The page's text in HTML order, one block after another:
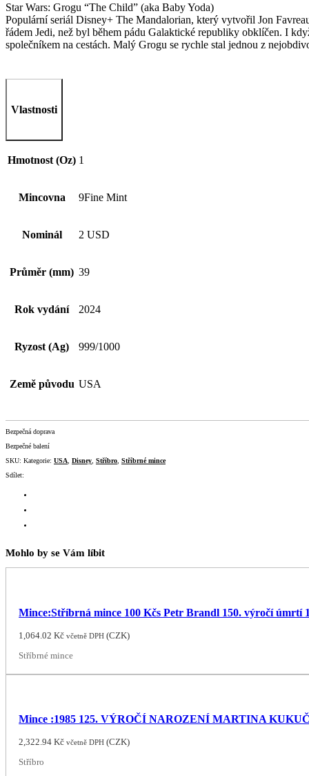
Star Wars: Grogu “The Child” (aka Baby Yoda)
Populární seriál Disney+ The Mandalorian, který vytvořil Jon
řádem Jedi, než byl během pádu Galaktické republiky obklíčen. I
společníkem na cestách. Malý Grogu se rychle stal jednou z
Vlastnosti
Hmotnost (Oz) 1
Mincovna 9Fine Mint
Nominál 2 USD
Průměr (mm) 39
Rok vydání 2024
Ryzost (Ag) 999/1000
Země původu USA
Bezpečná doprava
Bezpečné balení
SKU: Kategorie: USA, Disney, Stříbro, Stříbrné mince
Sdílet:
Mohlo by se Vám líbit
Mince:Stříbrná mince 100 Kčs Petr Brandl 150. výročí úmrtí
1,064.02Kč včetně DPH (CZK)
Stříbrné mince
Mince :1985 125. VÝROČÍ NAROZENÍ MARTINA
2,322.94Kč včetně DPH (CZK)
Stříbro